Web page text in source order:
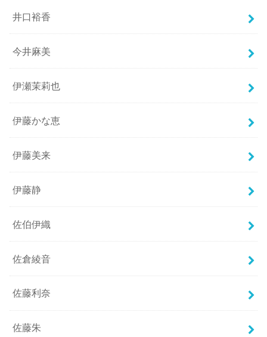
井口裕香
今井麻美
伊瀬茉莉也
伊藤かな恵
伊藤美来
伊藤静
佐伯伊織
佐倉綾音
佐藤利奈
佐藤朱